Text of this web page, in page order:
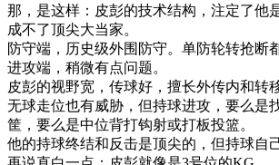
那，是这样：皮彭的技术结构，注定了他
成不了顶尖大当家。
防守端，历史级外围防守。单防轮转抢断
进攻端，稍微有点问题。
皮彭的视野宽，传球好，擅长外传内和转
无球走位也有威胁，但持球进攻，要么是
筐，要么是中位背打钩射或打板投篮。
他的持球终结和反击是顶尖的，但持球自